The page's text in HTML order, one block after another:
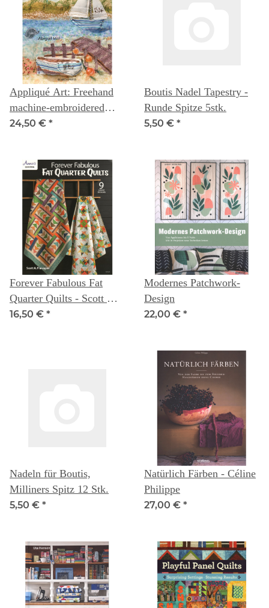
Appliqué Art: Freehand
machine-embroidered
pictures - Abigail Mill
24,50 € *
Boutis Nadel Tapestry -
Runde Spitze 5stk.
5,50 € *
Forever Fabulous Fat
Quarter Quilts - Scott A.
Flannagan
16,50 € *
Modernes Patchwork-
Design
22,00 € *
Nadeln für Boutis,
Milliners Spitz 12 Stk.
5,50 € *
Natürlich Färben - Céline
Philippe
27,00 € *